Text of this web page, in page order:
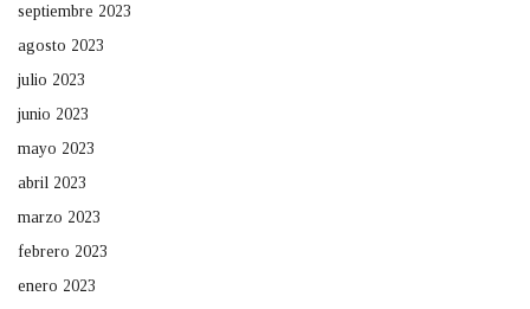
septiembre 2023
agosto 2023
julio 2023
junio 2023
mayo 2023
abril 2023
marzo 2023
febrero 2023
enero 2023